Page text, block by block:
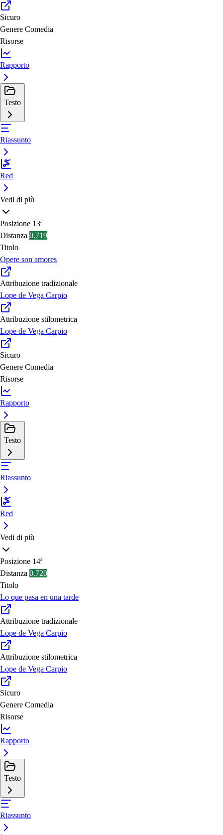
Sicuro
Genere Comedia
Risorse
Rapporto
Testo
Riassunto
Red
Vedi di più
Posizione 13ª
Distanza 0.719
Titolo
Opere son amores
Attribuzione tradizionale
Lope de Vega Carpio
Attribuzione stilometrica
Lope de Vega Carpio
Sicuro
Genere Comedia
Risorse
Rapporto
Testo
Riassunto
Red
Vedi di più
Posizione 14ª
Distanza 0.720
Titolo
Lo que pasa en una tarde
Attribuzione tradizionale
Lope de Vega Carpio
Attribuzione stilometrica
Lope de Vega Carpio
Sicuro
Genere Comedia
Risorse
Rapporto
Testo
Riassunto